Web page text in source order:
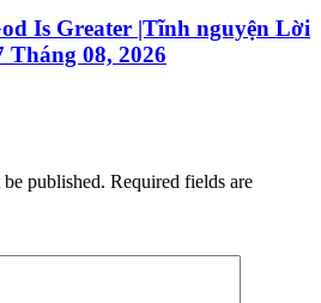
Is Greater |Tĩnh nguyện Lời
Tháng 08, 2026
published. Required fields are